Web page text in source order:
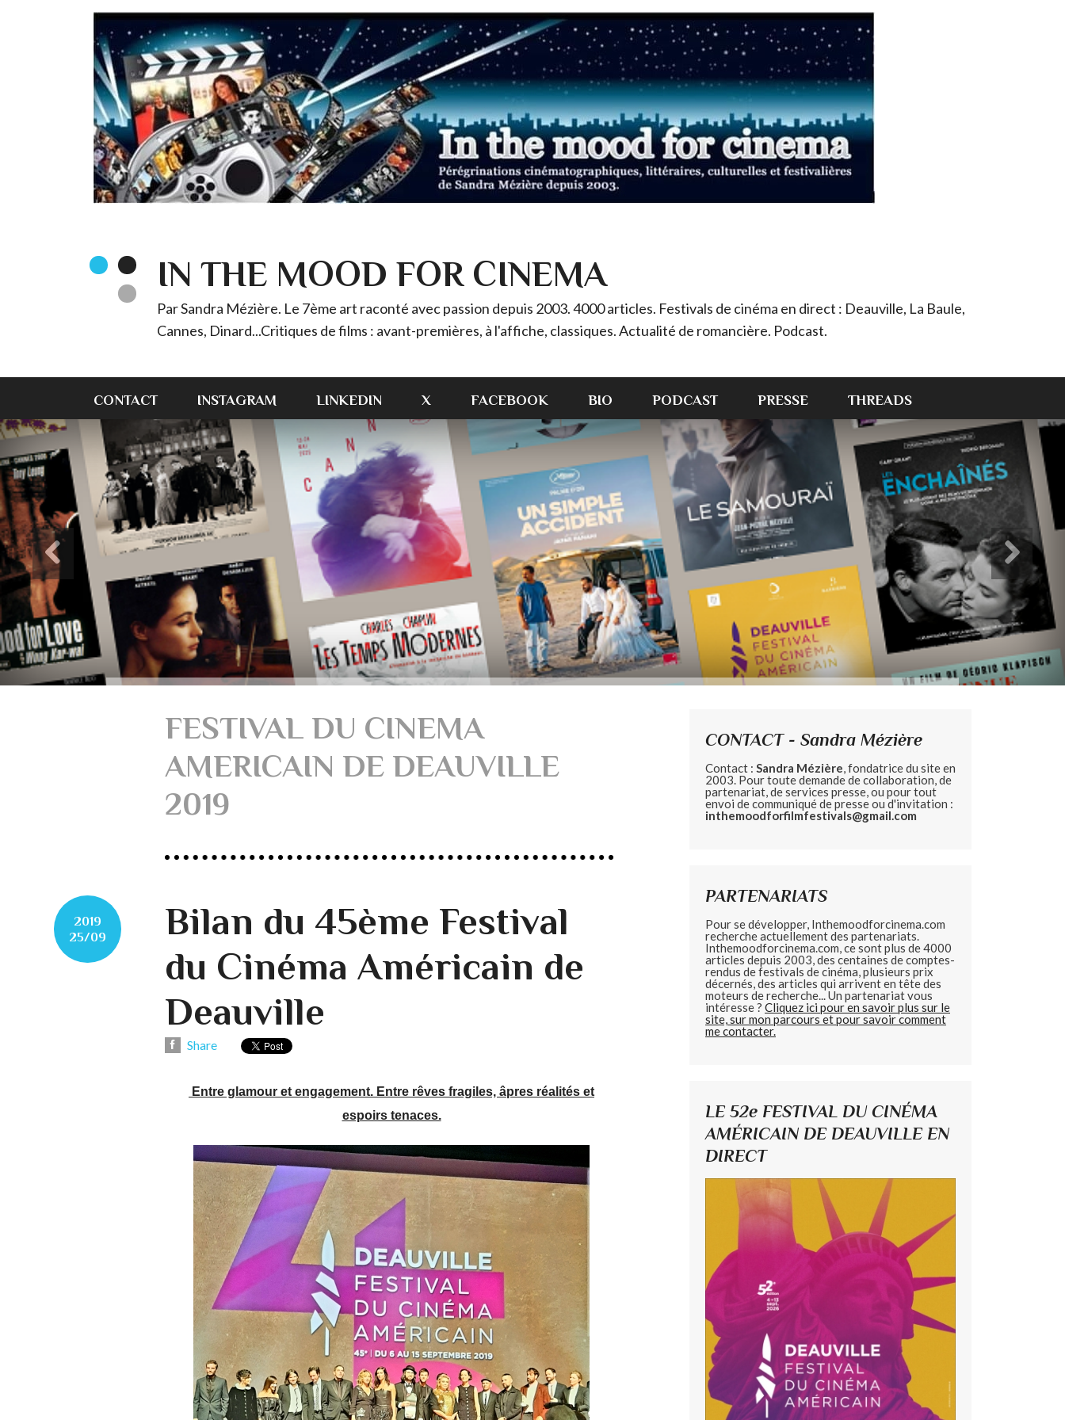
IN THE MOOD FOR CINEMA
Par Sandra Mézière. Le 7ème art raconté avec passion depuis 2003. 4000 articles. Festivals de cinéma en direct : Deauville, La Baule,
Cannes, Dinard...Critiques de films : avant-premières, à l'affiche, classiques. Actualité de romancière. Podcast.
CONTACT INSTAGRAM LINKEDIN X FACEBOOK BIO PODCAST PRESSE THREADS
FESTIVAL DU CINEMA
AMERICAIN DE DEAUVILLE
2019
2019
25/09
Bilan du 45ème Festival
du Cinéma Américain de
Deauville
Share
Entre glamour et engagement. Entre rêves fragiles, âpres réalités et
espoirs tenaces.
CONTACT - Sandra Mézière
Contact : Sandra Mézière, fondatrice du site en
2003. Pour toute demande de collaboration, de
partenariat, de services presse, ou pour tout
envoi de communiqué de presse ou d'invitation :
inthemoodforfilmfestivals@gmail.com
PARTENARIATS
Pour se développer, Inthemoodforcinema.com
recherche actuellement des partenariats.
Inthemoodforcinema.com, ce sont plus de 4000
articles depuis 2003, des centaines de comptes-
rendus de festivals de cinéma, plusieurs prix
décernés, des articles qui arrivent en tête des
moteurs de recherche... Un partenariat vous
intéresse ? Cliquez ici pour en savoir plus sur le
site, sur mon parcours et pour savoir comment
me contacter.
LE 52e FESTIVAL DU CINÉMA
AMÉRICAIN DE DEAUVILLE EN
DIRECT